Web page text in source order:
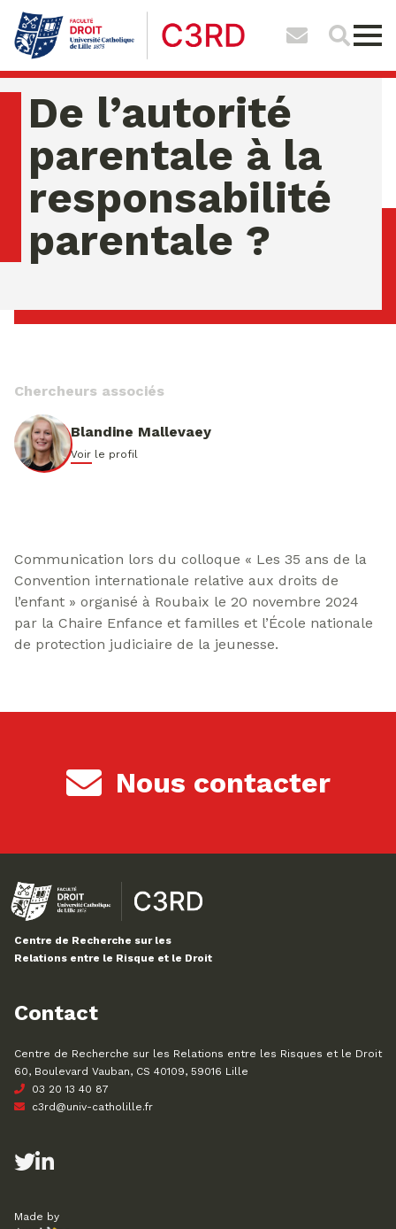
De l’autorité
parentale à la
responsabilité
parentale ?
Chercheurs associés
Blandine Mallevaey
Voir le profil
Communication lors du colloque « Les 35 ans de la
Convention internationale relative aux droits de
l’enfant » organisé à Roubaix le 20 novembre 2024
par la Chaire Enfance et familles et l’École nationale
de protection judiciaire de la jeunesse.
Nous contacter
Centre de Recherche sur les
Relations entre le Risque et le Droit
Contact
Centre de Recherche sur les Relations entre les Risques et le Droit
60, Boulevard Vauban, CS 40109, 59016 Lille
03 20 13 40 87
c3rd@univ-catholille.fr
Made by